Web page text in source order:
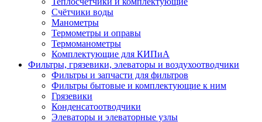
Счётчики воды
Манометры
Термометры и оправы
Термоманометры
Комплектующие для КИПиА
Фильтры, грязевики, элеваторы и воздухоотводчики
Фильтры и запчасти для фильтров
Фильтры бытовые и комплектующие к ним
Грязевики
Конденсатоотводчики
Элеваторы и элеваторные узлы